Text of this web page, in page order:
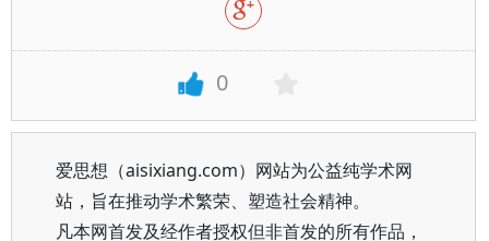
0
爱思想（aisixiang.com）网站为公益纯学术网
站，旨在推动学术繁荣、塑造社会精神。
凡本网首发及经作者授权但非首发的所有作品，